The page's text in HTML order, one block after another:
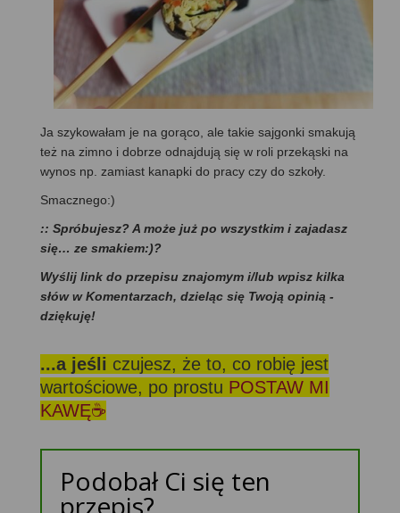
Ja szykowałam je na gorąco, ale takie sajgonki smakują
też na zimno i dobrze odnajdują się w roli przekąski na
wynos np. zamiast kanapki do pracy czy do szkoły.
Smacznego:)
:: Spróbujesz? A może już po wszystkim i zajadasz
się… ze smakiem:)?
Wyślij link do przepisu znajomym i/lub wpisz kilka
słów w Komentarzach, dzieląc się Twoją opinią -
dziękuję!
...a jeśli czujesz, że to, co robię jest
wartościowe, po prostu POSTAW MI
KAWĘ☕
Podobał Ci się ten
przepis?